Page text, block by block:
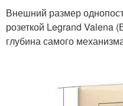
Внешний размер
розеткой Legrand
глубина самого